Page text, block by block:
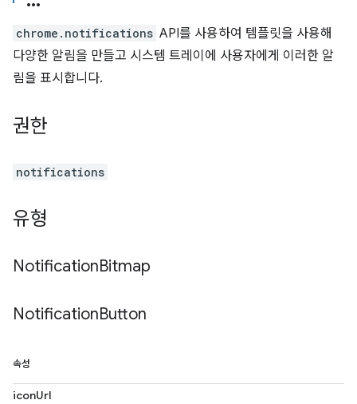
chrome.notifications API를 사용하여 템플릿을 사용해
다양한 알림을 만들고 시스템 트레이에 사용자에게 이러한 알
림을 표시합니다.
권한
notifications
유형
NotificationBitmap
NotificationButton
속성
iconUrl